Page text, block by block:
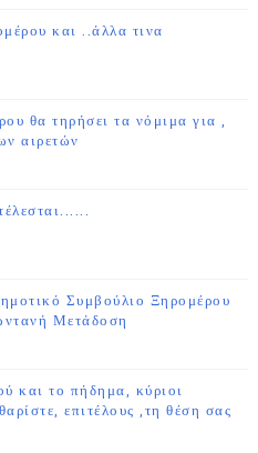
και ..άλλα τινα
θα τηρήσει τα νόμιμα για ,
αιρετών
Συμβούλιο Ξηρομέρου
Μετάδοση
και το πήδημα, κύριοι
επιτέλους ,τη θέση σας